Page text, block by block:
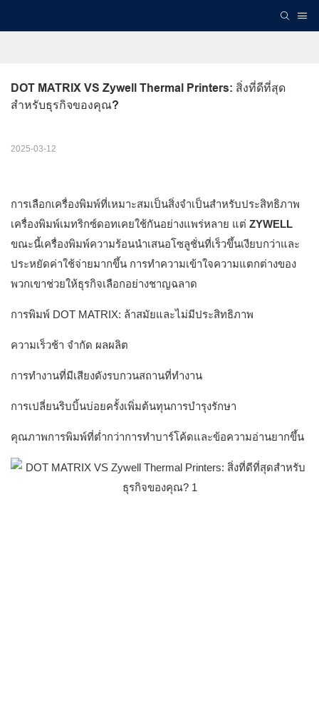
DOT MATRIX VS Zywell Thermal Printers: สิ่งที่ดีที่สุด
สำหรับธุรกิจของคุณ?
2025-03-12
การเลือกเครื่องพิมพ์ที่เหมาะสมเป็นสิ่งจำเป็นสำหรับประสิทธิภาพ
เครื่องพิมพ์เมทริกซ์ดอทเคยใช้กันอย่างแพร่หลาย แต่ ZYWELL
ขณะนี้เครื่องพิมพ์ความร้อนนำเสนอโซลูชั่นที่เร็วขึ้นเงียบกว่าและ
ประหยัดค่าใช้จ่ายมากขึ้น การทำความเข้าใจความแตกต่างของ
พวกเขาช่วยให้ธุรกิจเลือกอย่างชาญฉลาด
การพิมพ์ DOT MATRIX: ล้าสมัยและไม่มีประสิทธิภาพ
ความเร็วช้า จำกัด ผลผลิต
การทำงานที่มีเสียงดังรบกวนสถานที่ทำงาน
การเปลี่ยนริบบิ้นบ่อยครั้งเพิ่มต้นทุนการบำรุงรักษา
คุณภาพการพิมพ์ที่ต่ำกว่าการทำบาร์โค้ดและข้อความอ่านยากขึ้น